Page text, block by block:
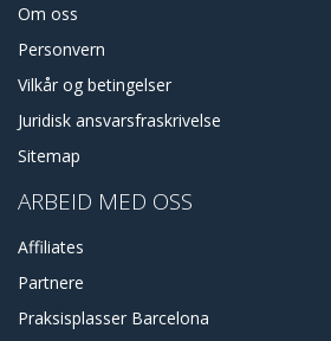
Om oss
Personvern
Vilkår og betingelser
Juridisk ansvarsfraskrivelse
Sitemap
ARBEID MED OSS
Affiliates
Partnere
Praksisplasser Barcelona